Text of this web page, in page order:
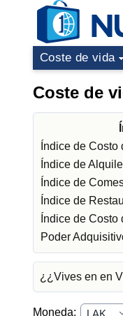
Coste de vida
Coste de
Índice de
Índice de
Índice de
Índice de
Índice de
Poder
¿¿Vives en en
Moneda: